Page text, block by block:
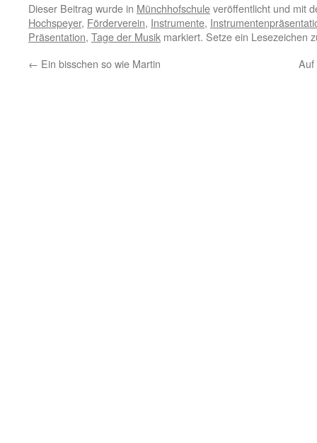
Dieser Beitrag wurde in Münchhofschuleveröffentlicht und mit
Hochspeyer, Förderverein, Instrumente,
Präsentation, Tage der Musik markiert. Setze ein Lesezeichen
← Ein bisschen so wie Martin